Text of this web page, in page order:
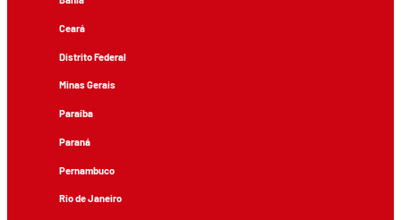
Ceará
Distrito Federal
Minas Gerais
Paraíba
Paraná
Pernambuco
Rio de Janeiro